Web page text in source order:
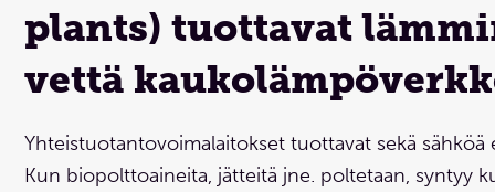
plants) tuottavat
vettä
Yhteistuotantovoimalaitokset tuottavat sekä sähköä
Kun biopolttoaineita, jätteitä jne. poltetaan, syntyy